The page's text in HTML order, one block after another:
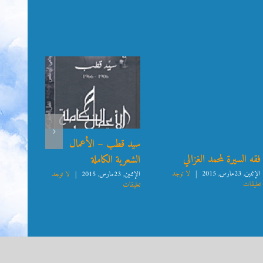
فقه السيرة لمحمد الغزالي
الإثنين, 23مارس, 2015 | لا توجد
تعليقات
سيد قطب – الأعمال
الشعرية الكاملة
الإثنين, 23مارس, 2015 | لا توجد
تعليقات